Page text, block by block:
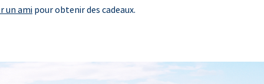
un ami pour obtenir des cadeaux.